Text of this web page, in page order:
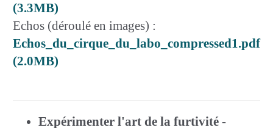
(3.3MB)
Echos (déroulé en images) :
Echos_du_cirque_du_labo_compressed1.pdf
(2.0MB)
Expérimenter l'art de la furtivité -